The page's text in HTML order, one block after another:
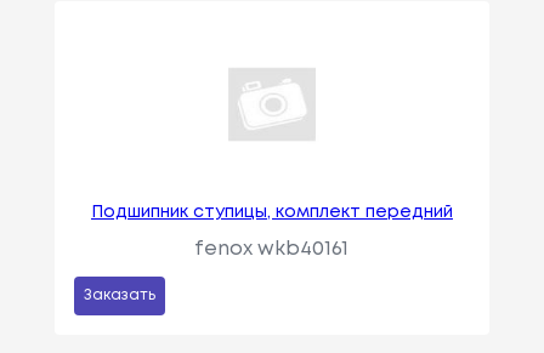
Подшипник ступицы, комплект передний
fenox wkb40161
Заказать